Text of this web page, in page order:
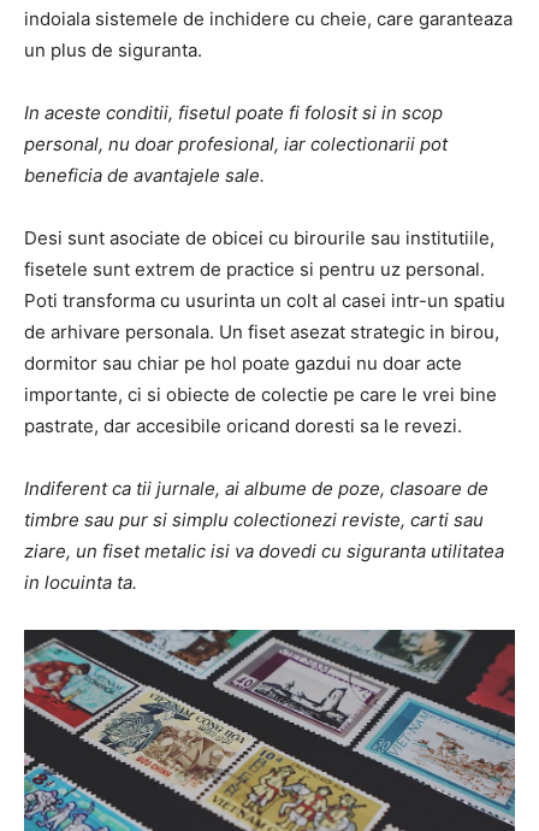
indoiala sistemele de inchidere cu cheie, care garanteaza
un plus de siguranta.
In aceste conditii, fisetul poate fi folosit si in scop
personal, nu doar profesional, iar colectionarii pot
beneficia de avantajele sale.
Desi sunt asociate de obicei cu birourile sau institutiile,
fisetele sunt extrem de practice si pentru uz personal.
Poti transforma cu usurinta un colt al casei intr-un spatiu
de arhivare personala. Un fiset asezat strategic in birou,
dormitor sau chiar pe hol poate gazdui nu doar acte
importante, ci si obiecte de colectie pe care le vrei bine
pastrate, dar accesibile oricand doresti sa le revezi.
Indiferent ca tii jurnale, ai albume de poze, clasoare de
timbre sau pur si simplu colectionezi reviste, carti sau
ziare, un fiset metalic isi va dovedi cu siguranta utilitatea
in locuinta ta.